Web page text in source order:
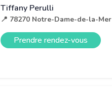
Tiffany Perulli
📍 78270 Notre-Dame-de-la-Mer
Prendre rendez-vous